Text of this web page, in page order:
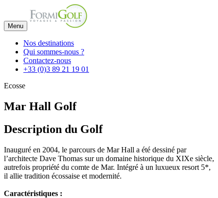
Menu
Nos destinations
Qui sommes-nous ?
Contactez-nous
+33 (0)3 89 21 19 01
Ecosse
Mar Hall Golf
Description du Golf
Inauguré en 2004, le parcours de Mar Hall a été dessiné par
l’architecte Dave Thomas sur un domaine historique du XIXe siècle,
autrefois propriété du comte de Mar. Intégré à un luxueux resort 5*,
il allie tradition écossaise et modernité.
Caractéristiques :